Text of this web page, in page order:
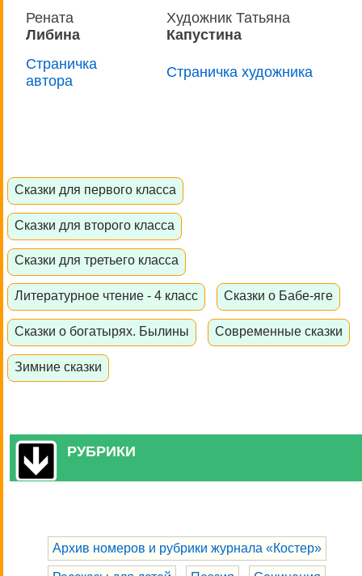
Рената
Либина
Художник Татьяна
Капустина
Страничка
автора
Страничка художника
Сказки для первого класса
Сказки для второго класса
Сказки для третьего класса
Литературное чтение - 4 класс Сказки о Бабе-яге
Сказки о богатырях. Былины Современные сказки
Зимние сказки
РУБРИКИ
Архив номеров и рубрики журнала «Костер»